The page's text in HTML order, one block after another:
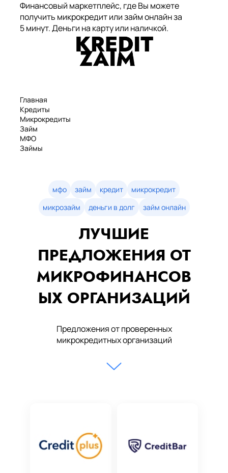
Финансовый маркетплейс, где Вы можете
получить микрокредит или займ онлайн за
5 минут. Деньги на карту или наличкой.
Главная
Кредиты
Микрокредиты
Займ
МФО
Займы
Займы онлайн
Денежные кредиты
мфо займ кредит
микрокредит
микрозайм
деньги в долг займ онлайн
ЛУЧШИЕ
ПРЕДЛОЖЕНИЯ ОТ
МИКРОФИНАНСОВ
ЫХ ОРГАНИЗАЦИЙ
Предложения от проверенных
микрокредитных организаций